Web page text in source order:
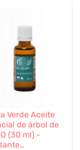
Verde Aceite
de árbol de
(30 ml) -